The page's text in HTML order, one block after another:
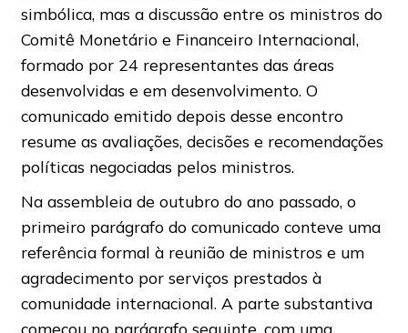
simbólica, mas a discussão entre os ministros do
Comitê Monetário e Financeiro Internacional,
formado por 24 representantes das áreas
desenvolvidas e em desenvolvimento. O
comunicado emitido depois desse encontro
resume as avaliações, decisões e recomendações
políticas negociadas pelos ministros.
Na assembleia de outubro do ano passado, o
primeiro parágrafo do comunicado conteve uma
referência formal à reunião de ministros e um
agradecimento por serviços prestados à
comunidade internacional. A parte substantiva
começou no parágrafo seguinte, com uma